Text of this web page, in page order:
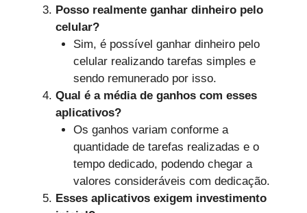
Posso realmente ganhar dinheiro pelo
celular?
Sim, é possível ganhar dinheiro pelo
celular realizando tarefas simples e
sendo remunerado por isso.
Qual é a média de ganhos com esses
aplicativos?
Os ganhos variam conforme a
quantidade de tarefas realizadas e o
tempo dedicado, podendo chegar a
valores consideráveis com dedicação.
Esses aplicativos exigem investimento